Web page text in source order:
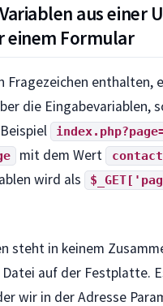
aus einer
einem Formular
Fragezeichen enthalten,
die Eingabevariablen,
mit dem Wert
wird als
steht in keinem
auf der Festplatte.
wir in der Adresse